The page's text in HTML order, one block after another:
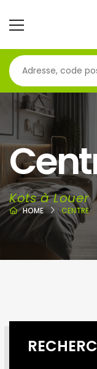
Kots à Louer
HOME CENTRE